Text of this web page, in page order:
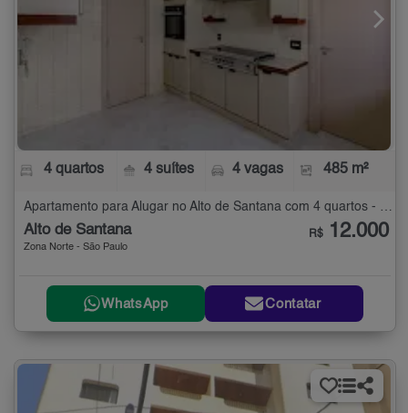
4 quartos 4 suítes 4 vagas 485 m²
Apartamento para Alugar no Alto de Santana com 4 quartos - 485 m²
Alto de Santana
Zona Norte - São Paulo
R$ 12.000
WhatsApp Contatar